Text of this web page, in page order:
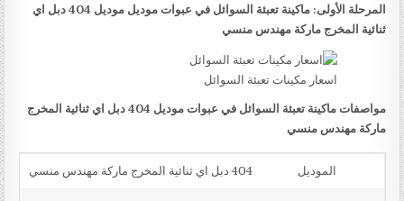
المرحلة الأولى: ماكينة تعبئة السوائل في عبوات موديل موديل 404 دبل اي
ثنائية المخرج ماركة مهندس منسي
اسعار مكينات تعبئة السوائل
مواصفات ماكينة تعبئة السوائل في عبوات موديل 404 دبل اي ثنائية المخرج
ماركة مهندس منسي
الموديل 404 دبل اي ثنائية المخرج ماركة مهندس منسي